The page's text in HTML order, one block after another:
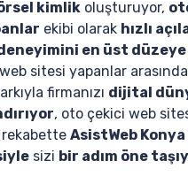
kimlik oluşturuyor,
ekibi olarak hızlı
en üst düzeye
sitesi yapanlar arasında
firmanızı dijital
, oto çekici web
rekabette AsistWeb Konya
sizi bir adım öne